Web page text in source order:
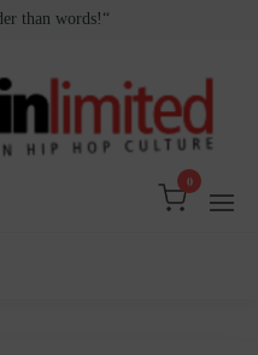
than words!“
0